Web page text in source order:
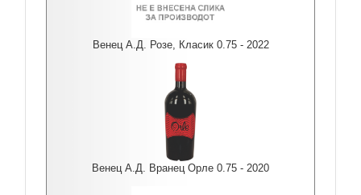
Венец А.Д. Розе, Класик 0.75 - 2022
Венец А.Д. Вранец Орле 0.75 - 2020